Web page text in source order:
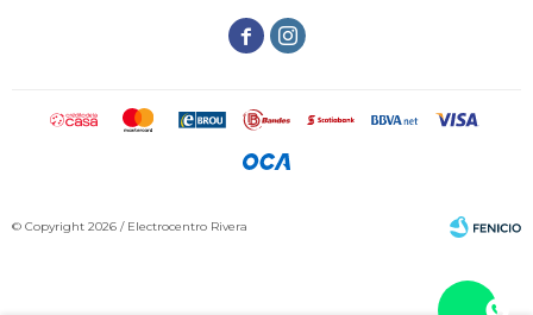
 
© Copyright 2026 / Electrocentro Rivera